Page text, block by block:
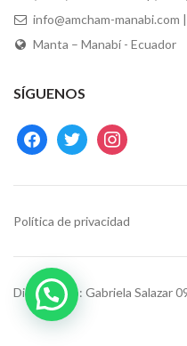
info@amcham-manabi.com
Manta – Manabí - Ecuador
SÍGUENOS
facebooktwitter instagram
Política de privacidad
Diseño web: Gabriela Salazar